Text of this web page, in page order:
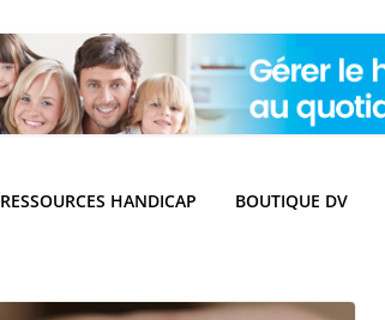
RESSOURCES HANDICAP BOUTIQUE DV